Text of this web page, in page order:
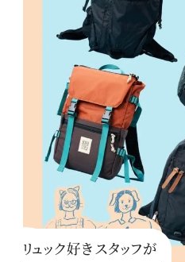
リュック好きスタッフが